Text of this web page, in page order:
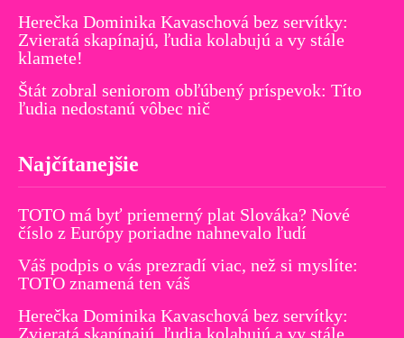
Herečka Dominika Kavaschová bez servítky:
Zvieratá skapínajú, ľudia kolabujú a vy stále
klamete!
Štát zobral seniorom obľúbený príspevok: Títo
ľudia nedostanú vôbec nič
Najčítanejšie
TOTO má byť priemerný plat Slováka? Nové
číslo z Európy poriadne nahnevalo ľudí
Váš podpis o vás prezradí viac, než si myslíte:
TOTO znamená ten váš
Herečka Dominika Kavaschová bez servítky:
Zvieratá skapínajú, ľudia kolabujú a vy stále